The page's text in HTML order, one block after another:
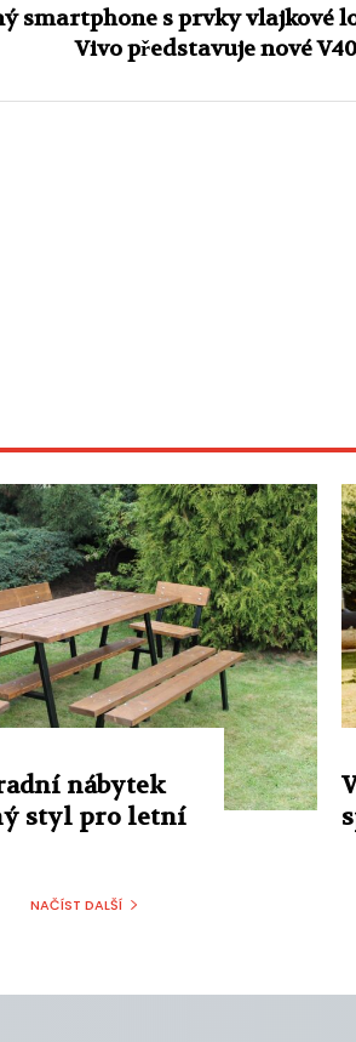
smartphone s prvky vlajkové
Vivo představuje nové
nábytek
styl pro letní
NAČÍST DALŠÍ